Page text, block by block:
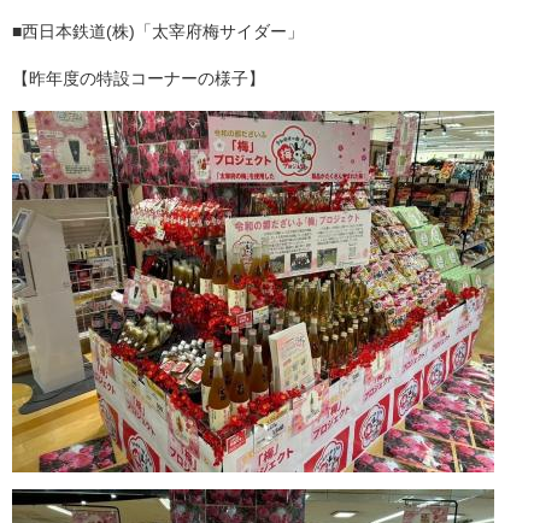
■西日本鉄道(株)「太宰府梅サイダー」
【昨年度の特設コーナーの様子】